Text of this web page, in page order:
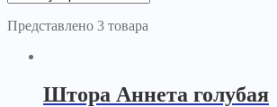
Представлено 3 товара
Штора Аннета голубая